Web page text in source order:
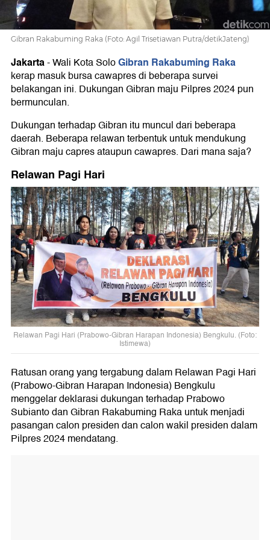
Gibran Rakabuming Raka (Foto: Agil Trisetiawan Putra/detikJateng)
Jakarta-Wali Kota SoloGibran Rakabuming Raka
kerap masuk bursa cawapres di beberapa survei
belakangan ini. Dukungan Gibran maju Pilpres 2024 pun
bermunculan.
Dukungan terhadap Gibran itu muncul dari beberapa
daerah. Beberapa relawan terbentuk untuk mendukung
Gibran maju capres ataupun cawapres. Dari mana saja?
Relawan Pagi Hari
Relawan Pagi Hari (Prabowo-Gibran Harapan Indonesia) Bengkulu. (Foto:
Istimewa)
Ratusan orang yang tergabung dalam Relawan Pagi Hari
(Prabowo-Gibran Harapan Indonesia) Bengkulu
menggelar deklarasi dukungan terhadap Prabowo
Subianto dan Gibran Rakabuming Raka untuk menjadi
pasangan calon presiden dan calon wakil presiden dalam
Pilpres 2024 mendatang.